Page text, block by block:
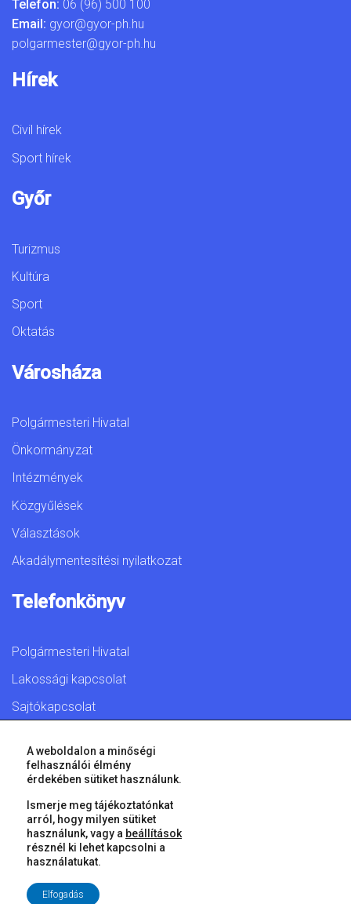
Telefon: 06 (96) 500 100
Email: gyor@gyor-ph.hu
polgarmester@gyor-ph.hu
Hírek
Civil hírek
Sport hírek
Győr
Turizmus
Kultúra
Sport
Oktatás
Városháza
Polgármesteri Hivatal
Önkormányzat
Intézmények
Közgyűlések
Választások
Akadálymentesítési nyilatkozat
Telefonkönyv
Polgármesteri Hivatal
Lakossági kapcsolat
Sajtókapcsolat
© 2026 Győr Megyei Jogú Város • Minden jog fenntartva!
A weboldalon a minőségi
felhasználói élmény
érdekében sütiket használunk.
Ismerje meg tájékoztatónkat
arról, hogy milyen sütiket
használunk, vagy a beállítások
résznél ki lehet kapcsolni a
használatukat.
Elfogadás